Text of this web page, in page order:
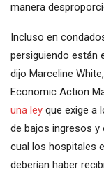
manera
Incluso en
persiguiendo están
dijo Marceline
Economic Action
una ley que exige a
de bajos ingresos y
cual los hospitales
deberían haber